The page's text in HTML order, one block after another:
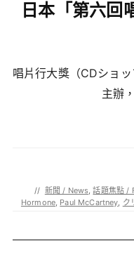
日本「第六回
唱片行大獎（CDショ
主辦
// 新聞 / News,話題焦點 /
Hormone, Paul McCartney, ク